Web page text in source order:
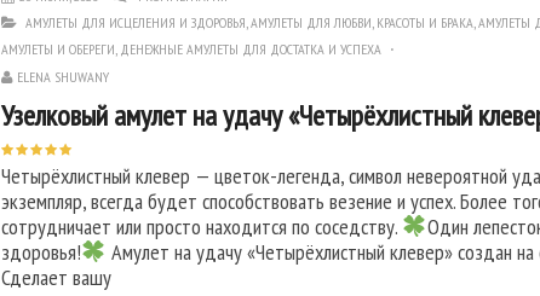
АМУЛЕТЫ ДЛЯ ИСЦЕЛЕНИЯ И ЗДОРОВЬЯ,АМУЛЕТЫ ДЛЯ ЛЮБВИ, КРАСОТЫ И БРАКА,АМУЛЕТЫ
АМУЛЕТЫ И ОБЕРЕГИ, ДЕНЕЖНЫЕ АМУЛЕТЫ ДЛЯ ДОСТАТКА И УСПЕХА
ELENA SHUWANY
Узелковый амулет на удачу «Четырёхлистный
Четырёхлистный клевер — цветок-легенда, символ невероятной
экземпляр, всегда будет способствовать везение и успех. Более
сотрудничает или просто находится по соседству.
Один
здоровья!
Амулет на удачу «Четырёхлистный клевер» создан
Сделает вашу